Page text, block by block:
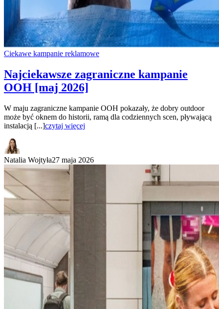
Ciekawe kampanie reklamowe
Najciekawsze zagraniczne kampanie
OOH [maj 2026]
W maju zagraniczne kampanie OOH pokazały, że dobry outdoor
może być oknem do historii, ramą dla codziennych scen, pływającą
instalacją [...]czytaj więcej
Natalia Wojtyła27 maja 2026